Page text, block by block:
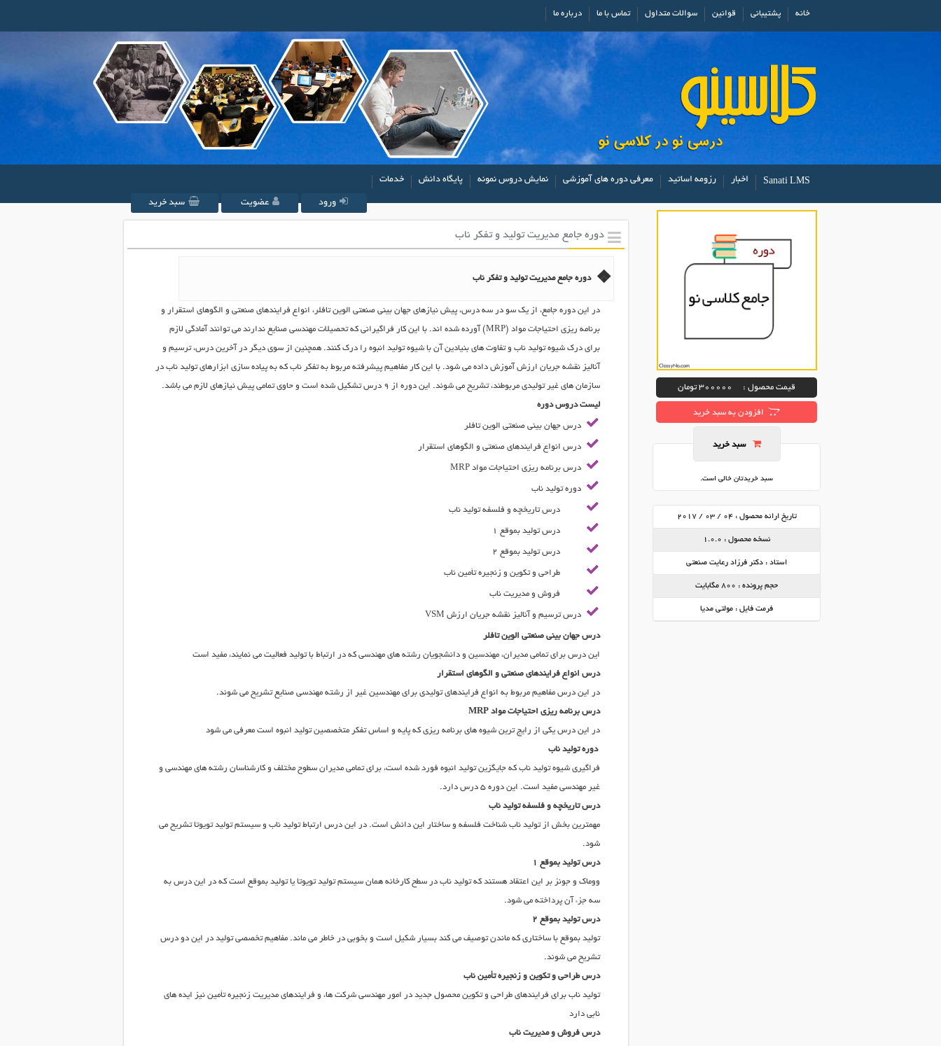
خانه پشتیبانی قوانین سوالات متداول تماس با ما درباره ما
Sanati LMS اخبار رزومه اساتید معرفی دوره های آموزشی نمایش دروس نمونه پایگاه دانش خدمات
ورود عضویت سبد خرید
قیمت محصول : 300000 تومان
افزودن به سبد خرید
سبد خرید
سبد خریدتان خالی است.
تاریخ ارائه محصول :04 / 03 / 2017
نسخه محصول : 1.0.0
استاد : دکتر فرزاد رعایت صنعتی
حجم پرونده : 800 مگابایت
فرمت فایل : مولتی مدیا
دوره جامع مدیریت تولید و تفکر ناب
دوره جامع مدیریت تولید و تفکر ناب
در این دوره جامع، از یک سو در سه درس، پیش نیازهای جهان بینی صنعتی الوین تافلر، انواع فرایندهای صنعتی و الگوهای استقرار و
برنامه ریزی احتیاجات مواد (MRP) آورده شده اند. با این کار فراگیرانی که تحصیلات مهندسی صنایع ندارند می توانند آمادگی لازم
برای درک شیوه تولید ناب و تفاوت های بنیادین آن با شیوه تولید انبوه را درک کنند. همچنین از سوی دیگر در آخرین درس، ترسیم و
آنالیز نقشه جریان ارزش آموزش داده می شود. با این کار مفاهیم پیشرفته مربوط به تفکر ناب که به پیاده سازی ابزارهای تولید ناب در
سازمان های غیر تولیدی مربوطند، تشریح می شوند. این دوره از 9 درس تشکیل شده است و حاوی تمامی پیش نیازهای لازم می باشد.
لیست دروس دوره
درس جهان بینی صنعتی الوین تافلر
درس انواع فرایندهای صنعتی و الگوهای استقرار
درس برنامه ریزی احتیاجات مواد MRP
دوره تولید ناب
درس تاریخچه و فلسفه تولید ناب
درس تولید بموقع 1
درس تولید بموقع 2
طراحی و تکوین و زنجیره تأمین ناب
فروش و مدیریت ناب
درس ترسیم و آنالیز نقشه جریان ارزش VSM
درس جهان بینی صنعتی الوین تافلر
این درس برای تمامی مدیران، مهندسین و دانشجویان رشته های مهندسی که در ارتباط با تولید فعالیت می نمایند، مفید است
درس انواع فرایندهای صنعتی و الگوهای استقرار
در این درس مفاهیم مربوط به انواع فرایندهای تولیدی برای مهندسین غیر از رشته مهندسی صنایع تشریح می شوند.
درس برنامه ریزی احتیاجات مواد MRP
در این درس یکی از رایج ترین شیوه های برنامه ریزی که پایه و اساس تفکر متخصصین تولید انبوه است معرفی می شود
دوره تولید ناب
فراگیری شیوه تولید ناب که جایگزین تولید انبوه فورد شده است، برای تمامی مدیران سطوح مختلف و کارشناسان رشته های مهندسی و
غیر مهندسی مفید است. این دوره 5 درس دارد.
درس تاریخچه و فلسفه تولید ناب
مهمترین بخش از تولید ناب شناخت فلسفه و ساختار این دانش است. در این درس ارتباط تولید ناب و سیستم تولید تویوتا تشریح می
شود.
درس تولید بموقع 1
ووماک و جونز بر این اعتقاد هستند که تولید ناب در سطح کارخانه همان سیستم تولید تویوتا یا تولید بموقع است که در این درس به
سه جزء آن پرداخته می شود.
درس تولید بموقع 2
تولید بموقع با ساختاری که ماندن توصیف می کند بسیار شکیل است و بخوبی در خاطر می ماند. مفاهیم تخصصی تولید در این دو درس
تشریح می شوند.
درس طراحی و تکوین و زنجیره تأمین ناب
تولید ناب برای فرایندهای طراحی و تکوین محصول جدید در امور مهندسی شرکت ها، و فرایندهای مدیریت زنجیره تأمین نیز ایده های
نابی دارد
درس فروش و مدیریت ناب